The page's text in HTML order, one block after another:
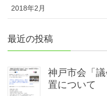
2018年2月
最近の投稿
神戸市会「
置について